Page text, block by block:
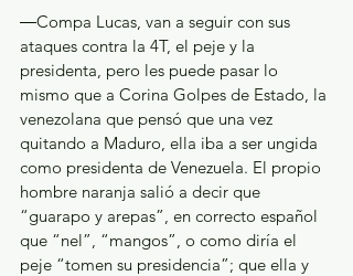
―Compa Lucas, van a seguir con sus
ataques contra la 4T, el peje y la
presidenta, pero les puede pasar lo
mismo que a Corina Golpes de Estado, la
venezolana que pensó que una vez
quitando a Maduro, ella iba a ser ungida
como presidenta de Venezuela. El propio
hombre naranja salió a decir que
“guarapo y arepas”, en correcto español
que “nel”, “mangos”, o como diría el
peje “tomen su presidencia”; que ella y